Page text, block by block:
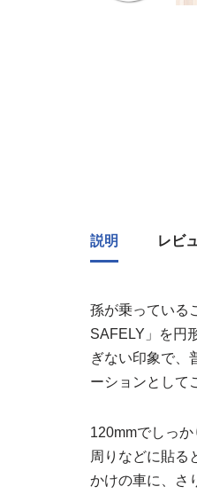
説明 レビ
孫が乗っている
SAFELY」を円
ぎない印象で、
ーションとして
120mmでしっ
周りなどに貼る
かけの車に、さ